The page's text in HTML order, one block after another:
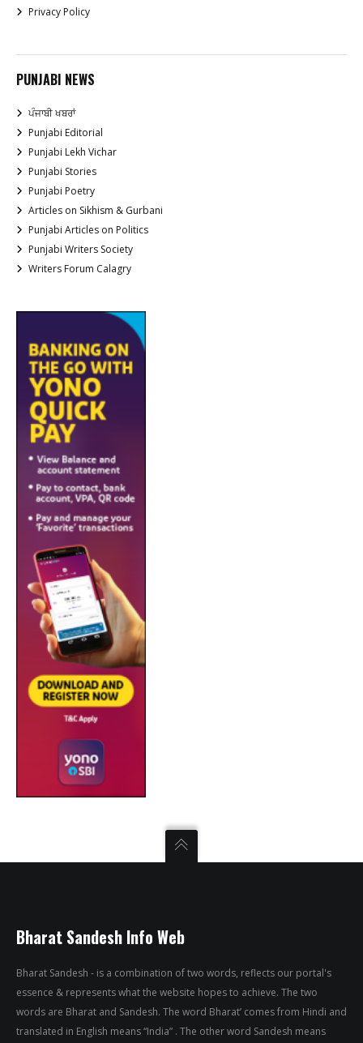
Privacy Policy
PUNJABI NEWS
ਪੰਜਾਬੀ ਖਬਰਾਂ
Punjabi Editorial
Punjabi Lekh Vichar
Punjabi Stories
Punjabi Poetry
Articles on Sikhism & Gurbani
Punjabi Articles on Politics
Punjabi Writers Society
Writers Forum Calagry
Bharat Sandesh Info Web
Bharat Sandesh - is a combination of two words, reflects our portal's
essence & represents what the website hopes to achieve. The two
words are Bharat and Sandesh. The word Bharat’ comes from Hindi and
translated in English means “India” . The other word Sandesh means